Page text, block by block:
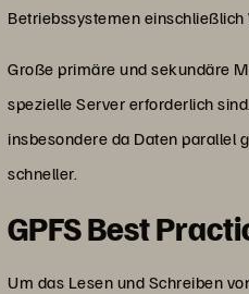
Betriebssystemen
Große primäre und sekundäre
spezielle Server erforderlich
insbesondere da Daten parallel
schneller.
GPFS Best
Um das Lesen und Schreiben